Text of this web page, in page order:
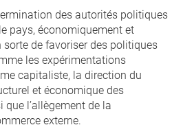
des autorités politiques
pays, économiquement et
de favoriser des politiques
les expérimentations
capitaliste, la direction du
et économique des
l’allègement de la
externe.